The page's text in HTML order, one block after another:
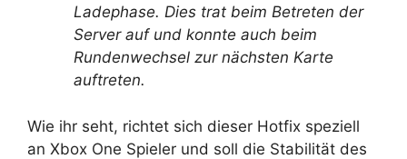
Ladephase. Dies trat beim Betreten der
Server auf und konnte auch beim
Rundenwechsel zur nächsten Karte
auftreten.
Wie ihr seht, richtet sich dieser Hotfix speziell
an Xbox One Spieler und soll die Stabilität des